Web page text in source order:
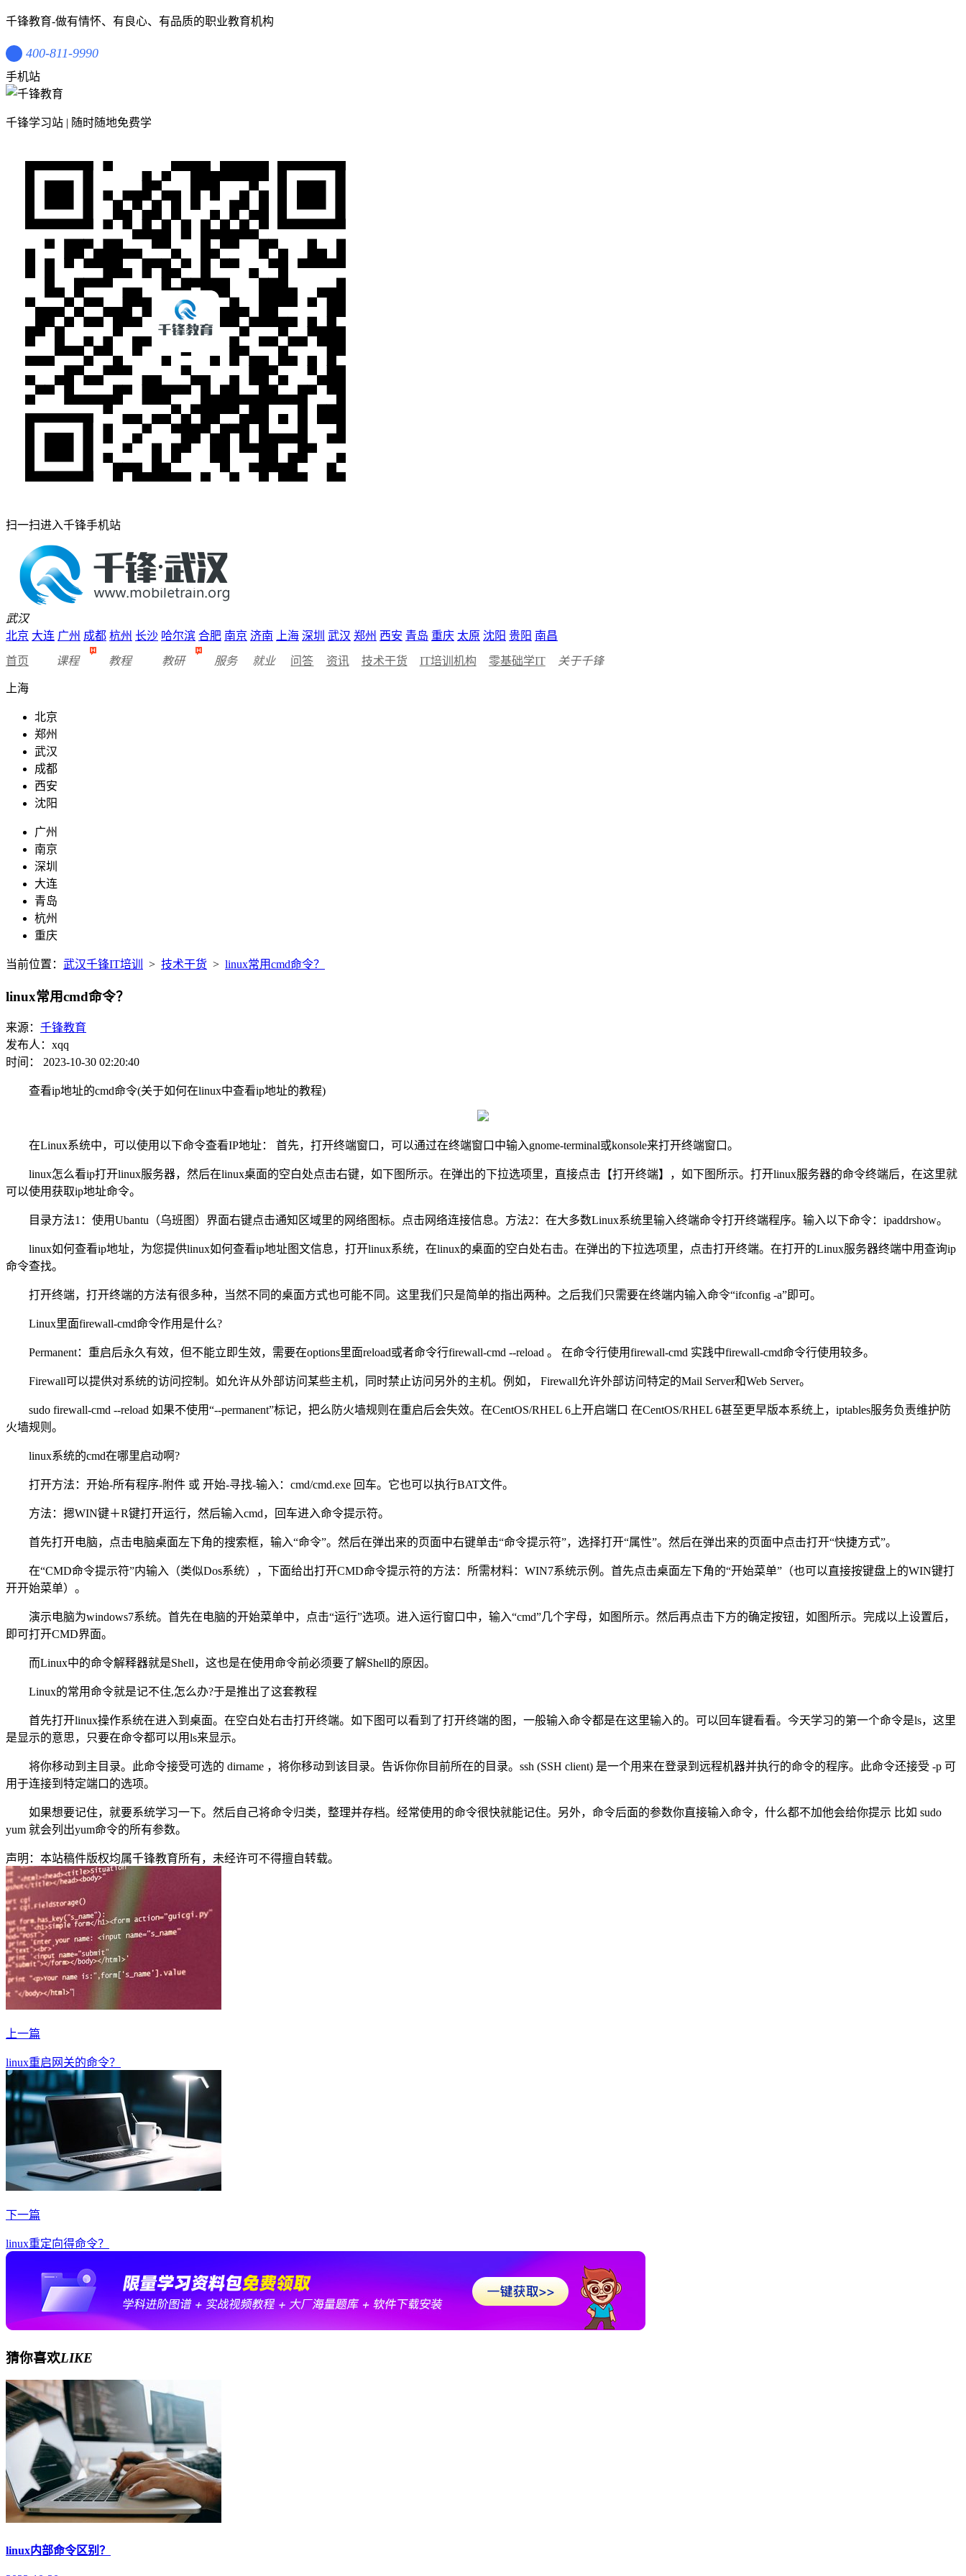
千锋教育-做有情怀、有良心、有品质的职业教育机构
400-811-9990
手机站
千锋学习站 | 随时随地免费学
扫一扫进入千锋手机站
武汉
北京 大连 广州 成都 杭州 长沙 哈尔滨 合肥 南京 济南 上海 深圳 武汉 郑州 西安 青岛 重庆 太原 沈阳 贵阳 南昌
首页 课程 教程 教研 服务 就业 问答 资讯 技术干货 IT培训机构 零基础学IT 关于千锋
上海
北京
郑州
武汉
成都
西安
沈阳
广州
南京
深圳
大连
青岛
杭州
重庆
当前位置： 武汉千锋IT培训 > 技术干货 > linux常用cmd命令？
linux常用cmd命令？
来源： 千锋教育
发布人：xqq
时间： 2023-10-30 02:20:40
查看ip地址的cmd命令(关于如何在linux中查看ip地址的教程)
在Linux系统中，可以使用以下命令查看IP地址： 首先，打开终端窗口，可以通过在终端窗口中输入gnome-terminal或konsole来打开终端窗口。
linux怎么看ip打开linux服务器，然后在linux桌面的空白处点击右键，如下图所示。在弹出的下拉选项里，直接点击【打开终端】，如下图所示。打开linux服务器的命令终端后，在这里就
可以使用获取ip地址命令。
目录方法1：使用Ubantu（乌班图）界面右键点击通知区域里的网络图标。点击网络连接信息。方法2：在大多数Linux系统里输入终端命令打开终端程序。输入以下命令：ipaddrshow。
linux如何查看ip地址，为您提供linux如何查看ip地址图文信息，打开linux系统，在linux的桌面的空白处右击。在弹出的下拉选项里，点击打开终端。在打开的Linux服务器终端中用查询ip
命令查找。
打开终端，打开终端的方法有很多种，当然不同的桌面方式也可能不同。这里我们只是简单的指出两种。之后我们只需要在终端内输入命令“ifconfig -a”即可。
Linux里面firewall-cmd命令作用是什么?
Permanent：重启后永久有效，但不能立即生效，需要在options里面reload或者命令行firewall-cmd --reload 。 在命令行使用firewall-cmd 实践中firewall-cmd命令行使用较多。
Firewall可以提供对系统的访问控制。如允许从外部访问某些主机，同时禁止访问另外的主机。例如， Firewall允许外部访问特定的Mail Server和Web Server。
sudo firewall-cmd --reload 如果不使用“--permanent”标记，把么防火墙规则在重启后会失效。在CentOS/RHEL 6上开启端口 在CentOS/RHEL 6甚至更早版本系统上，iptables服务负责维护防
火墙规则。
linux系统的cmd在哪里启动啊?
打开方法：开始-所有程序-附件 或 开始-寻找-输入：cmd/cmd.exe 回车。它也可以执行BAT文件。
方法：摁WIN键＋R键打开运行，然后输入cmd，回车进入命令提示符。
首先打开电脑，点击电脑桌面左下角的搜索框，输入“命令”。然后在弹出来的页面中右键单击“命令提示符”，选择打开“属性”。然后在弹出来的页面中点击打开“快捷方式”。
在“CMD命令提示符”内输入（类似Dos系统），下面给出打开CMD命令提示符的方法：所需材料：WIN7系统示例。首先点击桌面左下角的“开始菜单”（也可以直接按键盘上的WIN键打
开开始菜单）。
演示电脑为windows7系统。首先在电脑的开始菜单中，点击“运行”选项。进入运行窗口中，输入“cmd”几个字母，如图所示。然后再点击下方的确定按钮，如图所示。完成以上设置后，
即可打开CMD界面。
而Linux中的命令解释器就是Shell，这也是在使用命令前必须要了解Shell的原因。
Linux的常用命令就是记不住,怎么办?于是推出了这套教程
首先打开linux操作系统在进入到桌面。在空白处右击打开终端。如下图可以看到了打开终端的图，一般输入命令都是在这里输入的。可以回车键看看。今天学习的第一个命令是ls，这里
是显示的意思，只要在命令都可以用ls来显示。
将你移动到主目录。此命令接受可选的 dirname ，将你移动到该目录。告诉你你目前所在的目录。ssh (SSH client) 是一个用来在登录到远程机器并执行的命令的程序。此命令还接受 -p 可
用于连接到特定端口的选项。
如果想要记住，就要系统学习一下。然后自己将命令归类，整理并存档。经常使用的命令很快就能记住。另外，命令后面的参数你直接输入命令，什么都不加他会给你提示 比如 sudo
yum 就会列出yum命令的所有参数。
声明：本站稿件版权均属千锋教育所有，未经许可不得擅自转载。
上一篇
linux重启网关的命令？
下一篇
linux重定向得命令？
猜你喜欢LIKE
linux内部命令区别？